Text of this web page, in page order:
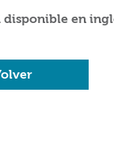
disponible en